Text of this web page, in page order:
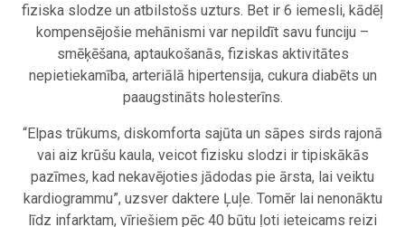
fiziska slodze un atbilstošs uzturs. Bet ir 6 iemesli, kādēļ
kompensējošie mehānismi var nepildīt savu funciju –
smēķēšana, aptaukošanās, fiziskas aktivitātes
nepietiekamība, arteriālā hipertensija, cukura diabēts un
paaugstināts holesterīns.
“Elpas trūkums, diskomforta sajūta un sāpes sirds rajonā
vai aiz krūšu kaula, veicot fizisku slodzi ir tipiskākās
pazīmes, kad nekavējoties jādodas pie ārsta, lai veiktu
kardiogrammu”, uzsver daktere Ļuļe. Tomēr lai nenonāktu
līdz infarktam, vīriešiem pēc 40 būtu ļoti ieteicams reizi